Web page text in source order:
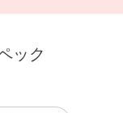
ック